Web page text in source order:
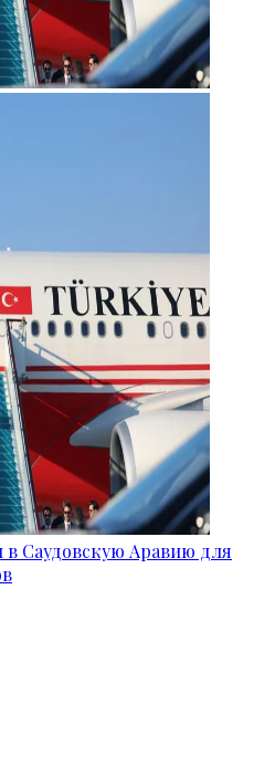
Саудовскую Аравию для